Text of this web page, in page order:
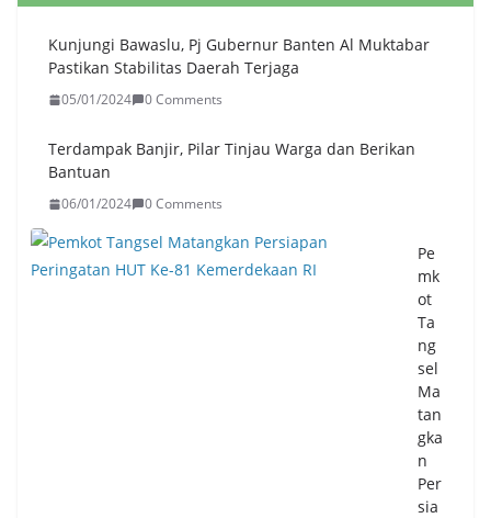
Kunjungi Bawaslu, Pj Gubernur Banten Al Muktabar
Pastikan Stabilitas Daerah Terjaga
05/01/2024 0 Comments
Terdampak Banjir, Pilar Tinjau Warga dan Berikan
Bantuan
06/01/2024 0 Comments
Pe
mk
ot
Ta
ng
sel
Ma
tan
gka
n
Per
sia